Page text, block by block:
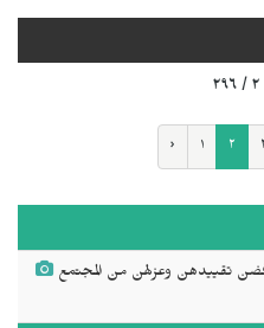
‹ ١ ٢
تقييدهن وعزلهن من المجتمع